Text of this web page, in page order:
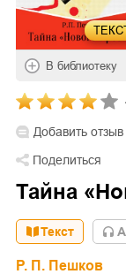
В библиотеку
Добавить отзыв
Поделиться
Тайна
Текст
Р. П. Пешков